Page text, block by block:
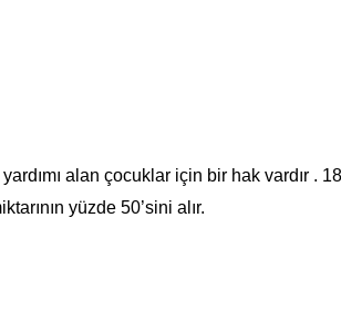
alan çocuklar için bir hak vardır .
yüzde 50’sini alır.